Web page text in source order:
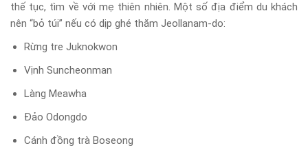
thế tục, tìm về với mẹ thiên nhiên. Một số địa điểm du khách
nên “bỏ túi” nếu có dịp ghé thăm Jeollanam-do:
Rừng tre Juknokwon
Vịnh Suncheonman
Làng Meawha
Đảo Odongdo
Cánh đồng trà Boseong